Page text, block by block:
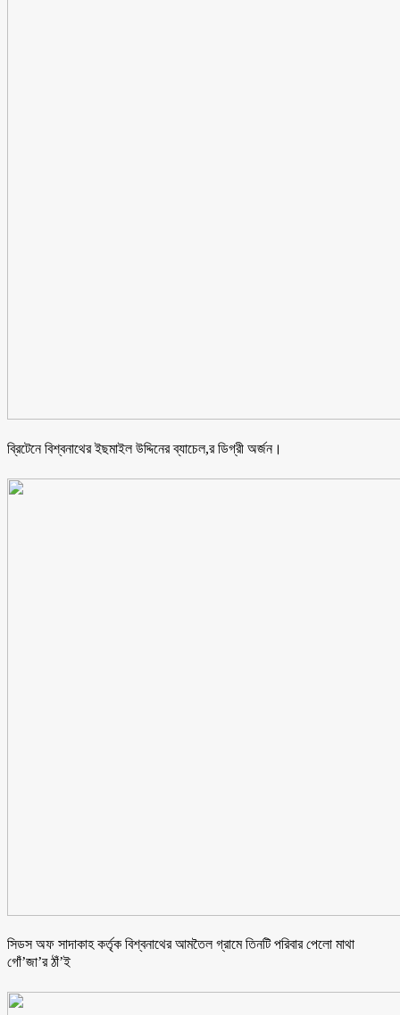
ব্রিটেনে বিশ্বনাথের ইছমাইল উদ্দিনের ব্যাচেল,র ডিগ্রী অর্জন।
সিডস অফ সাদাকাহ কর্তৃক বিশ্বনাথের আমতৈল গ্রামে তিনটি পরিবার পেলো মাথা
গোঁ’জা’র ঠাঁ’ই